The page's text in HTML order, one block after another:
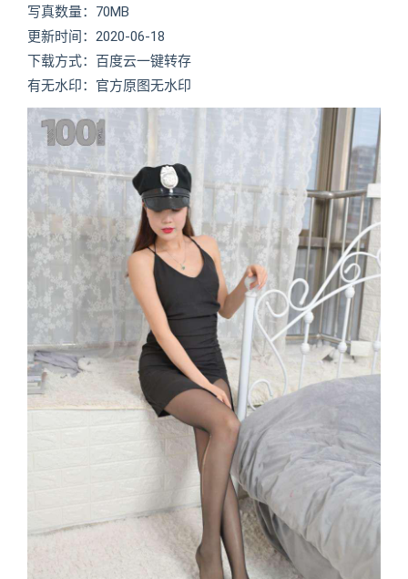
写真数量：70MB
更新时间：2020-06-18
下载方式：百度云一键转存
有无水印：官方原图无水印